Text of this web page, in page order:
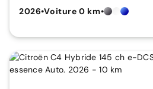
2026•Voiture 0 km•